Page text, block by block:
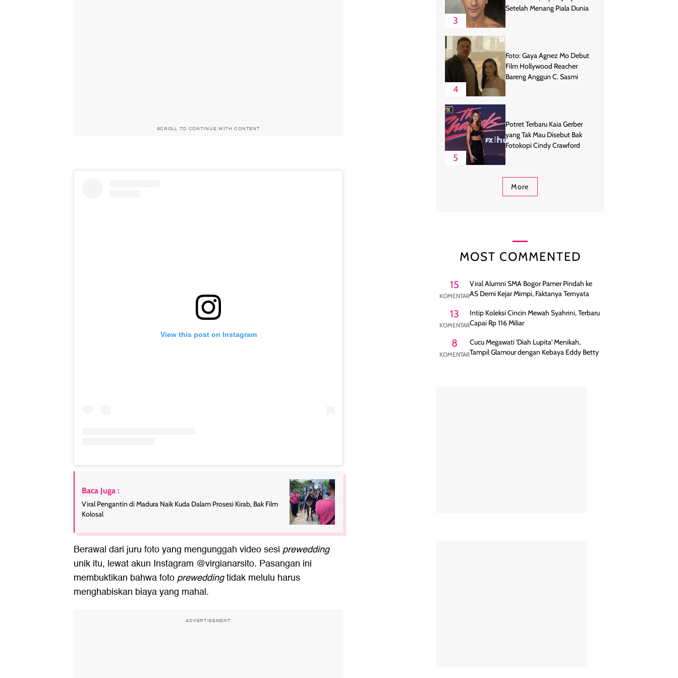
SCROLL TO CONTINUE WITH CONTENT
View this post on Instagram
Baca Juga :
Viral Pengantin di Madura Naik Kuda Dalam Prosesi Kirab, Bak Film
Kolosal
Berawal dari juru foto yang mengunggah video sesi prewedding
unik itu, lewat akun Instagram @virgianarsito. Pasangan ini
membuktikan bahwa fotopreweddingtidak melulu harus
menghabiskan biaya yang mahal.
ADVERTISEMENT
3
Setelah Menang Piala Dunia
4
Foto: Gaya Agnez Mo Debut
Film Hollywood Reacher
Bareng Anggun C. Sasmi
5
Potret Terbaru Kaia Gerber
yang Tak Mau Disebut Bak
Fotokopi Cindy Crawford
More
MOST COMMENTED
15
KOMENTAR
Viral Alumni SMA Bogor Pamer Pindah ke
AS Demi Kejar Mimpi, Faktanya Ternyata
13
KOMENTAR
Intip Koleksi Cincin Mewah Syahrini, Terbaru
Capai Rp 116 Miliar
8
KOMENTAR
Cucu Megawati 'Diah Lupita' Menikah,
Tampil Glamour dengan Kebaya Eddy Betty